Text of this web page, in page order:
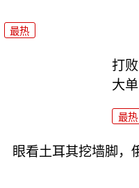
最热
打
大
最热
眼看土耳其挖墙脚，